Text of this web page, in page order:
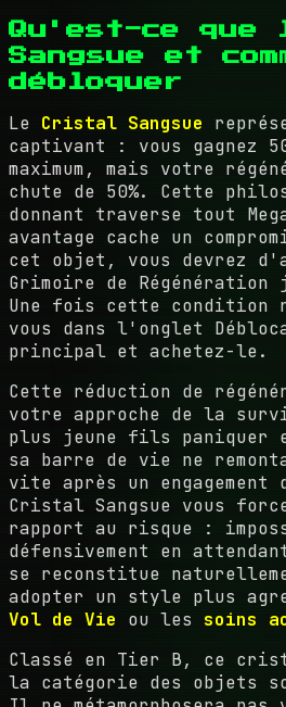
Qu'est-ce
Sangsue et
débloquer
Le Cristal Sangsue
captivant : vous gagnez
maximum, mais votre
chute de 50%. Cette
donnant traverse tout
avantage cache un
cet objet, vous devrez
Grimoire de Régénération
Une fois cette condition
vous dans l'onglet
principal et achetez-le.
Cette réduction de
votre approche de la
plus jeune fils paniquer
sa barre de vie ne
vite après un
Cristal Sangsue vous
rapport au risque :
défensivement en
se reconstitue
adopter un style plus
Vol de Vie ou les soins
Classé en Tier B, ce
la catégorie des objets